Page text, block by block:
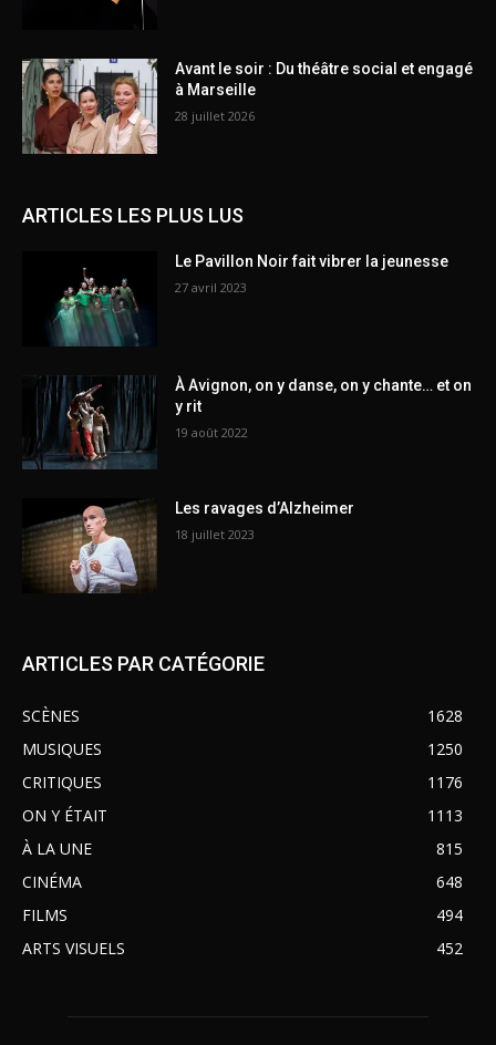
Avant le soir : Du théâtre social et engagé
à Marseille
28 juillet 2026
ARTICLES LES PLUS LUS
Le Pavillon Noir fait vibrer la jeunesse
27 avril 2023
À Avignon, on y danse, on y chante… et on
y rit
19 août 2022
Les ravages d’Alzheimer
18 juillet 2023
ARTICLES PAR CATÉGORIE
SCÈNES
1628
MUSIQUES
1250
CRITIQUES
1176
ON Y ÉTAIT
1113
À LA UNE
815
CINÉMA
648
FILMS
494
ARTS VISUELS
452